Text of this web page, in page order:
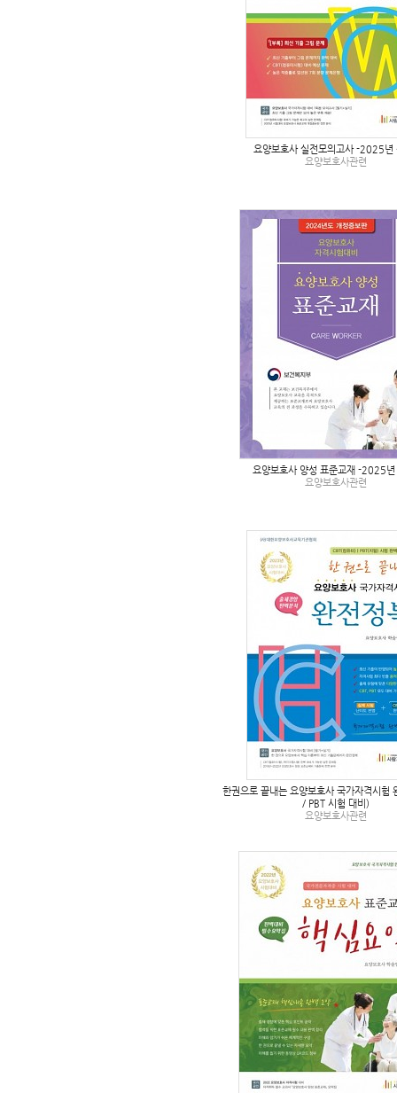
요양보호사 실전모의고사 -2025년
요양보호사관련
요양보호사 양성 표준교재 -2025년
요양보호사관련
한권으로 끝내는 요양보호사 국가자격시험
/ PBT 시험 대비)
요양보호사관련